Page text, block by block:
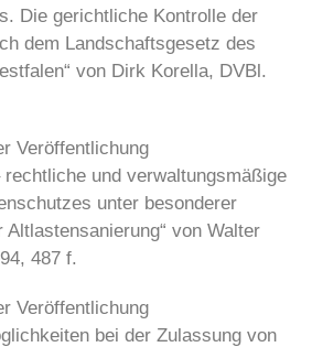
Die gerichtliche Kontrolle der
dem Landschaftsgesetz des
von Dirk Korella, DVBl.
Veröffentlichung
rechtliche und verwaltungsmäßige
unter besonderer
von Walter
487 f.
Veröffentlichung
keiten bei der Zulassung von